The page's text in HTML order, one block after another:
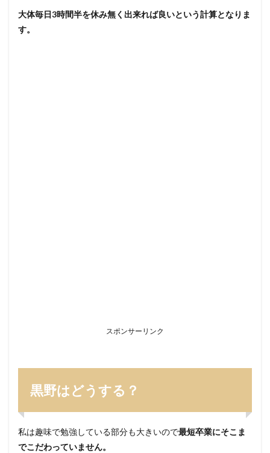
大体毎日3時間半を休み無く出来れば良いという計算となりま
す。
スポンサーリンク
黒野はどうする？
私は趣味で勉強している部分も大きいので最短卒業にそこま
でこだわっていません。